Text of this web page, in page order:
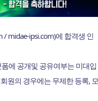
/ midae-ipsi.com)에 합격생 인
에 공개및 공유여부는 미대입
원의 경우에는 무제한 등록, 모